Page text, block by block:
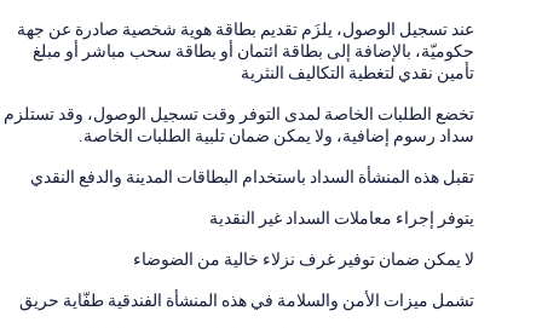
عند تسجيل الوصول، يلزَم تقديم بطاقة هوية شخصية صادرة عن جهة
حكوميّة، بالإضافة إلى بطاقة ائتمان أو بطاقة سحب مباشر أو مبلغ
تأمين نقدي لتغطية التكاليف النثرية
تخضع الطلبات الخاصة لمدى التوفر وقت تسجيل الوصول، وقد تستلزم
سداد رسوم إضافية، ولا يمكن ضمان تلبية الطلبات الخاصة.
تقبل هذه المنشأة السداد باستخدام البطاقات المدينة والدفع النقدي
يتوفر إجراء معاملات السداد غير النقدية
لا يمكن ضمان توفير غرف نزلاء خالية من الضوضاء
تشمل ميزات الأمن والسلامة في هذه المنشأة الفندقية طفّاية حريق